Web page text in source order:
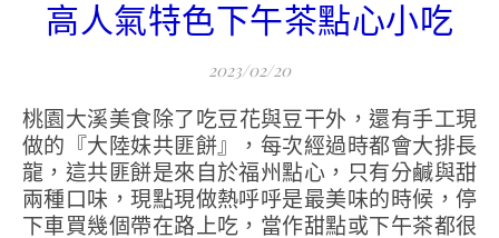
高人氣特色下午茶點心小吃
2023/02/20
桃園大溪美食除了吃豆花與豆干外，還有手工現
做的『大陸妹共匪餅』，每次經過時都會大排長
龍，這共匪餅是來自於福州點心，只有分鹹與甜
兩種口味，現點現做熱呼呼是最美味的時候，停
下車買幾個帶在路上吃，當作甜點或下午茶都很